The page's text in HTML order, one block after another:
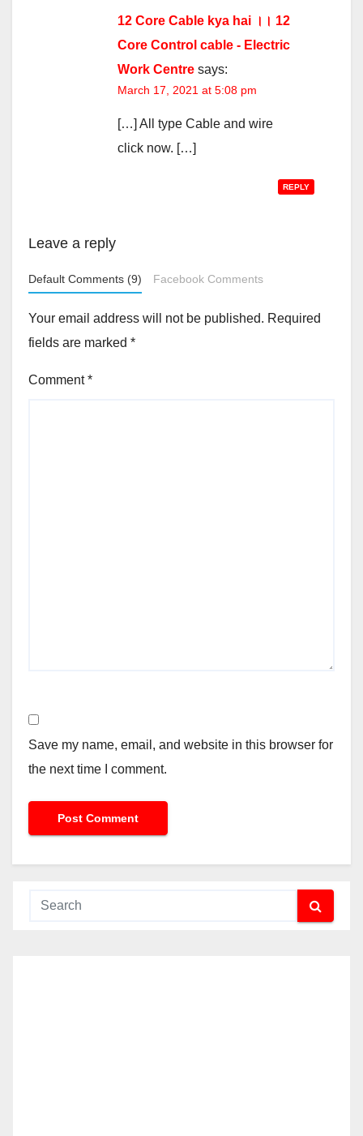
12 Core Cable kya hai ।। 12
Core Control cable - Electric
Work Centre says:
March 17, 2021 at 5:08 pm
[…] All type Cable and wire
click now. […]
REPLY
Leave a reply
Default Comments (9) Facebook Comments
Your email address will not be published. Required
fields are marked *
Comment*
Save my name, email, and website in this browser for
the next time I comment.